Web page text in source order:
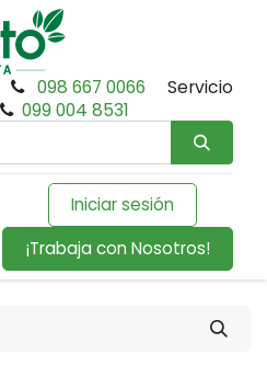
098 667 0066
Servicio
099 004 8531
Iniciar sesión
¡Trabaja con Nosotros!